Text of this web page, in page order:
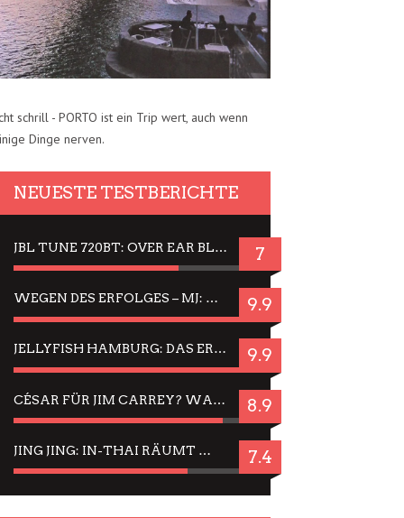
schrill - PORTO ist ein Trip wert, auch wenn
Dinge nerven.
NEUESTE TESTBERICHTE
JBL TUNE 720BT: OVER EAR BLUETOOTH KOPFHÖRER UM DIE 50,-€ IM DAUER-TEST 7
WEGEN DES ERFOLGES – MJ: MICHAEL JACKSON MUSICAL IN EINER MATINEE SEHEN 9.9
JELLYFISH HAMBURG: DAS ERFOLGREICHE SOMMER-MENÜ 2025 IN GEFÜHLEN UND BILDERN 9.9
CÉSAR FÜR JIM CARREY? WARUM DAS EINER DER NERVIGSTEN ACTORS IST UND BLEIBT 8.9
JING JING: IN-THAI RÄUMT WIEDER TITEL AB – EIN ZWEI-STUNDEN-ERLEBNISBERICHT 7.4